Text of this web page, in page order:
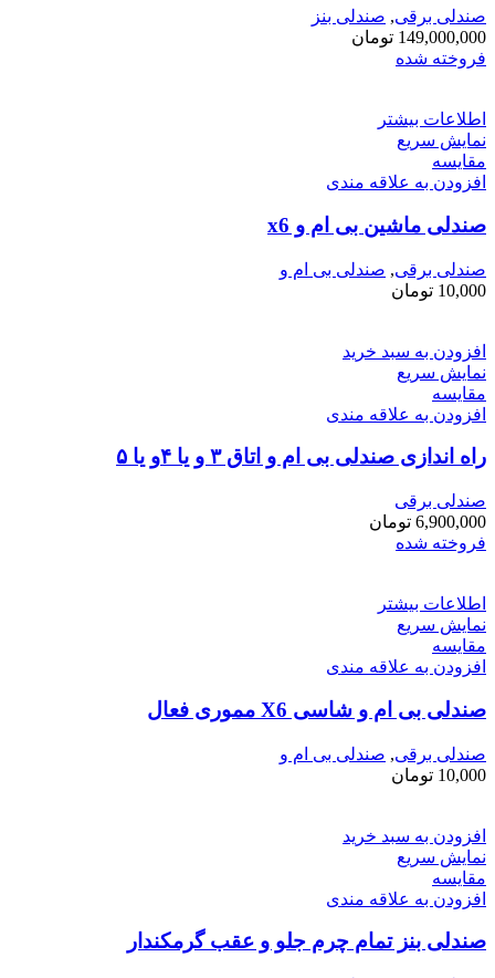
صندلی برقی, صندلی بنز
149,000,000 تومان
فروخته شده
اطلاعات بیشتر
نمایش سریع
مقايسه
افزودن به علاقه مندی
صندلی ماشین بی ام و x6
صندلی برقی, صندلی بی ام و
10,000 تومان
افزودن به سبد خرید
نمایش سریع
مقايسه
افزودن به علاقه مندی
راه اندازی صندلی بی ام و اتاق ۳ و یا ۴و یا ۵
صندلی برقی
6,900,000 تومان
فروخته شده
اطلاعات بیشتر
نمایش سریع
مقايسه
افزودن به علاقه مندی
صندلی بی ام و شاسی X6 مموری فعال
صندلی برقی, صندلی بی ام و
10,000 تومان
افزودن به سبد خرید
نمایش سریع
مقايسه
افزودن به علاقه مندی
صندلی بنز تمام چرم جلو و عقب گرمکندار